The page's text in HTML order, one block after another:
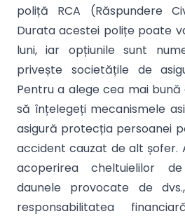
poliță RCA (Răspundere
Durata acestei polițe poate
luni, iar opțiunile sunt
privește societățile de
Pentru a alege cea mai
să înțelegeți mecanismele
asigură protecția persoanei
accident cauzat de alt șofer.
acoperirea cheltuielilor
daunele provocate de
responsabilitatea